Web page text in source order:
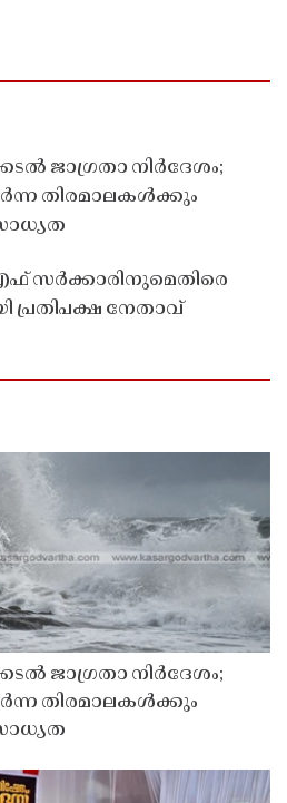
ജാഗ്രതാ നിർദേശം;
തിരമാലകൾക്കും
സർക്കാരിനുമെതിരെ
നേതാവ്
ജാഗ്രതാ നിർദേശം;
തിരമാലകൾക്കും